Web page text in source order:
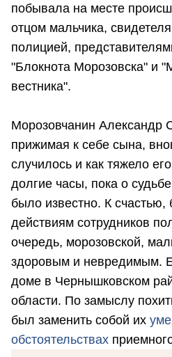
побывала на месте
отцом мальчика,
полицией,
"Блокнота Морозовска" и
вестника".
Морозовчанин Александр
прижимая к себе сына,
случилось и как тяжело
долгие часы, пока о
было известно. К
действиям сотрудников
очередь, морозовской,
здоровым и невредимым.
доме в Чернышковском
области. По замыслу
был заменить собой их
обстоятельствах